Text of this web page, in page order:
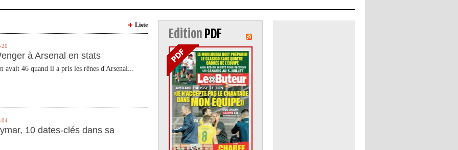
Liste
20
à Arsenal en stats
avait 46 quand il a pris les rênes d'Arsenal...
04
10 dates-clés dans sa
Edition PDF